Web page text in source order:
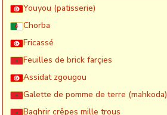
Youyou (patisserie)
Chorba
Fricassé
Feuilles de brick farçies
Assidat zgougou
Galette de pomme de terre (mahkoda)
Baghrir crêpes mille trous